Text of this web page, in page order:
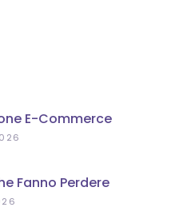
E-Commerce
Perché È
Fanno Perdere
Sito Vetrina